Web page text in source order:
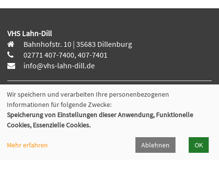
VHS Lahn-Dill
Bahnhofstr. 10 | 35683 Dillenburg
02771 407-7400, 407-7401
info@vhs-lahn-dill.de
Lahn-Dill-Kreis
VHS Siegen-Wittgenstein
Cookie Einstellungen
Wir speichern und verarbeiten Ihre personenbezogenen
Informationen für folgende Zwecke:
Speicherung von Einstellungen dieser Anwendung, Funktionelle
Cookies, Essenzielle Cookies.
Mehr erfahren Ablehnen OK